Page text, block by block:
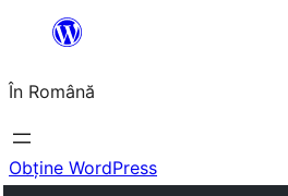
conținut
În Română
Obține WordPress